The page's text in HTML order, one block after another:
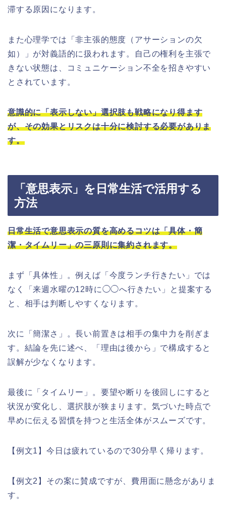
滞する原因になります。
また心理学では「非主張的態度（アサーションの欠
如）」が対義語的に扱われます。自己の権利を主張で
きない状態は、コミュニケーション不全を招きやすい
とされています。
意識的に「表示しない」選択肢も戦略になり得ます
が、その効果とリスクは十分に検討する必要がありま
す。
「意思表示」を日常生活で活用する
方法
日常生活で意思表示の質を高めるコツは「具体・簡
潔・タイムリー」の三原則に集約されます。
まず「具体性」。例えば「今度ランチ行きたい」では
なく「来週水曜の12時に◯◯へ行きたい」と提案する
と、相手は判断しやすくなります。
次に「簡潔さ」。長い前置きは相手の集中力を削ぎま
す。結論を先に述べ、「理由は後から」で構成すると
誤解が少なくなります。
最後に「タイムリー」。要望や断りを後回しにすると
状況が変化し、選択肢が狭まります。気づいた時点で
早めに伝える習慣を持つと生活全体がスムーズです。
【例文1】今日は疲れているので30分早く帰ります。
【例文2】その案に賛成ですが、費用面に懸念がありま
す。